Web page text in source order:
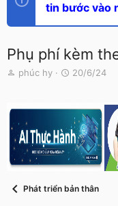
tin bước vào
Phụ phí kèm
T
e
a
d
s
a
phúc hy
N
y
g
ử
i
20/6/24
Phát triển bản thân